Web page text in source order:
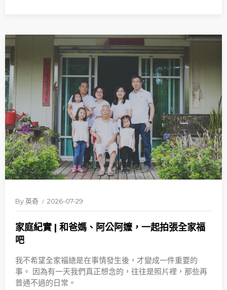
By英奇 2026-07-29
家庭紀實 | 和爸媽、阿公阿嬤，一起拍張全家福
吧
我不希望全家福總是在事情發生後，才變成一件重要的
事。 因為有一天我們真正想念的，往往是照片裡，那些再
普通不過的日常。